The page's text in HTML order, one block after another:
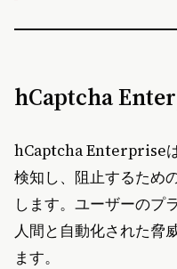
hCaptcha
hCaptcha Enterprise
検知し、阻止するため
します。ユーザーのプ
人間と自動化された脅
ます。